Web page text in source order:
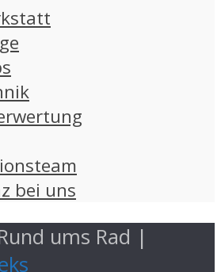
bei uns
ums Rad |